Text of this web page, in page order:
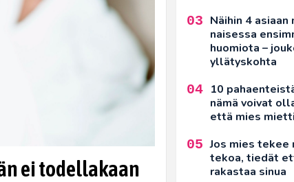
ei todellakaan
Näihin 4
naisessa
huomiota –
yllätyskohta
10
nämä voivat
että mies
Jos mies tekee
tekoa, tiedät
rakastaa sinua